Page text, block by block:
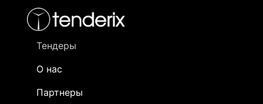
Тендеры
О нас
Партнеры
- активный лот
- сохраненный лот (не опубликован)